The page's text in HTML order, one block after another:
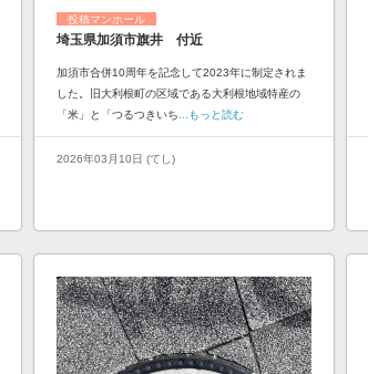
投稿マンホール
埼玉県加須市旗井 付近
加須市合併10周年を記念して2023年に制定されま
した。旧大利根町の区域である大利根地域特産の
「米」と「つるつきいち ...もっと読む
2026年03月10日 (てし)